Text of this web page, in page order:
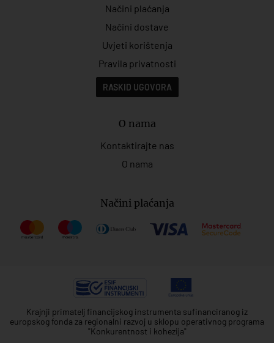
Načini plaćanja
Načini dostave
Uvjeti korištenja
Pravila privatnosti
RASKID UGOVORA
O nama
Kontaktirajte nas
O nama
Načini plaćanja
Krajnji primatelj financijskog instrumenta sufinanciranog iz
europskog fonda za regionalni razvoj u sklopu operativnog programa
"Konkurentnost i kohezija"